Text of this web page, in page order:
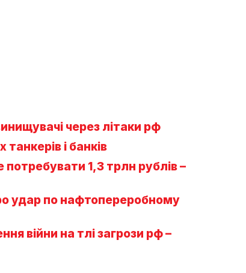
через літаки рф
і банків
1,3 трлн рублів –
удар по нафтопереробному
війни на тлі загрози рф –